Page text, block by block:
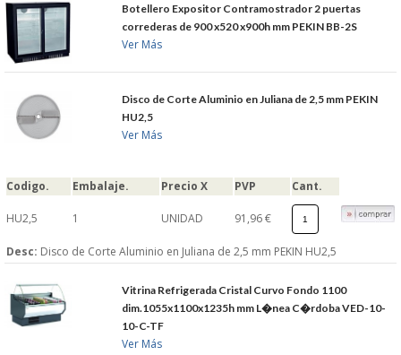
Botellero Expositor Contramostrador 2 puertas
correderas de 900 x520 x900h mm PEKIN BB-2S
Ver Más
Disco de Corte Aluminio en Juliana de 2,5 mm PEKIN
HU2,5
Ver Más
Codigo. Embalaje. Precio X PVP Cant.
HU2,5 1 UNIDAD 91,96 €
Desc: Disco de Corte Aluminio en Juliana de 2,5 mm PEKIN HU2,5
Vitrina Refrigerada Cristal Curvo Fondo 1100
dim.1055x1100x1235h mm L�nea C�rdoba VED-10-
10-C-TF
Ver Más